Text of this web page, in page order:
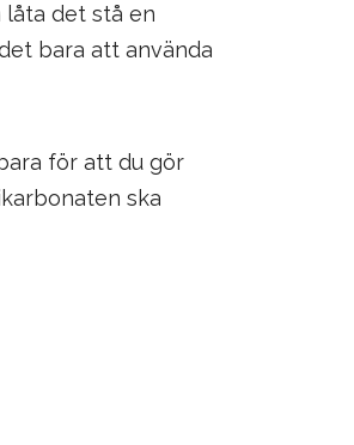
låta det stå en
bara att använda
för att du gör
ska